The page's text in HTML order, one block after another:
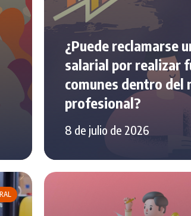
¿Puede reclamarse
salarial por realizar
comunes dentro del
profesional?
8 de julio de 2026